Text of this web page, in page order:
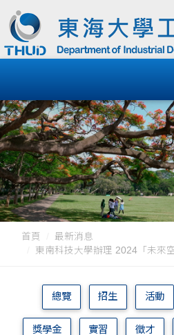
首頁
最新消息
東南科技大學辦理 2024「未來
總覽 招生 活動
獎學金 實習 徵才